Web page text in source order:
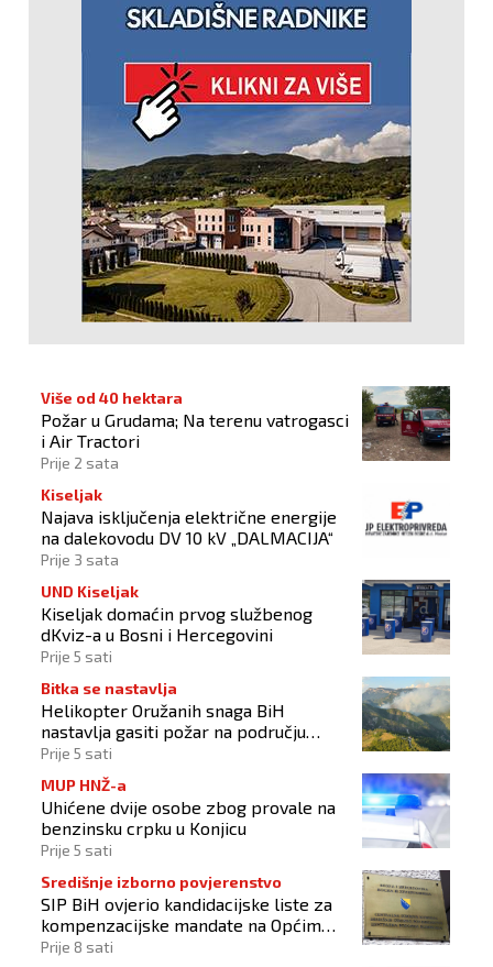
Više od 40 hektara
Požar u Grudama; Na terenu vatrogasci
i Air Tractori
Prije 2 sata
Kiseljak
Najava isključenja električne energije
na dalekovodu DV 10 kV „DALMACIJA“
Prije 3 sata
UND Kiseljak
Kiseljak domaćin prvog službenog
dKviz-a u Bosni i Hercegovini
Prije 5 sati
Bitka se nastavlja
Helikopter Oružanih snaga BiH
nastavlja gasiti požar na području
Konjica
Prije 5 sati
MUP HNŽ-a
Uhićene dvije osobe zbog provale na
benzinsku crpku u Konjicu
Prije 5 sati
Središnje izborno povjerenstvo
SIP BiH ovjerio kandidacijske liste za
kompenzacijske mandate na Općim
izborima 2026
Prije 8 sati